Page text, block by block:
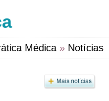
Médica » Notícias